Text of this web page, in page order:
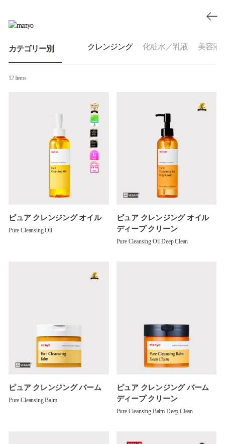
カテゴリー別 クレンジング 化粧水／乳液 美容液
12 Items
ピュア クレンジング オイル
Pure Cleansing Oil
ピュア クレンジング オイル
ディープ クリーン
Pure Cleansing Oil Deep Clean
ピュア クレンジング バーム
Pure Cleansing Balm
ピュア クレンジング バーム
ディープ クリーン
Pure Cleansing Balm Deep Clean